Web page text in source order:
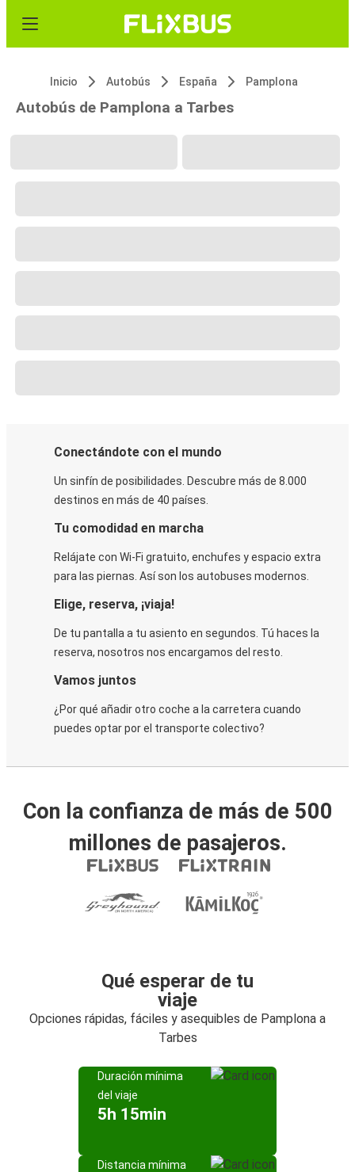
Inicio Autobús España Pamplona
Autobús de Pamplona a Tarbes
Conectándote con el mundo
Un sinfín de posibilidades. Descubre más de 8.000
destinos en más de 40 países.
Tu comodidad en marcha
Relájate con Wi-Fi gratuito, enchufes y espacio extra
para las piernas. Así son los autobuses modernos.
Elige, reserva, ¡viaja!
De tu pantalla a tu asiento en segundos. Tú haces la
reserva, nosotros nos encargamos del resto.
Vamos juntos
¿Por qué añadir otro coche a la carretera cuando
puedes optar por el transporte colectivo?
Con la confianza de más de 500
millones de pasajeros.
Qué esperar de tu
viaje
Opciones rápidas, fáciles y asequibles de Pamplona a
Tarbes
Duración mínima
del viaje
5h 15min
Distancia mínima